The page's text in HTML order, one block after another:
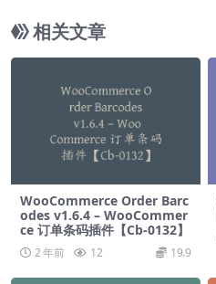
相关文章
WooCommerce Order Barc
odes v1.6.4 – WooCommer
ce 订单条码插件【Cb-0132】
2 年前 12 19.9